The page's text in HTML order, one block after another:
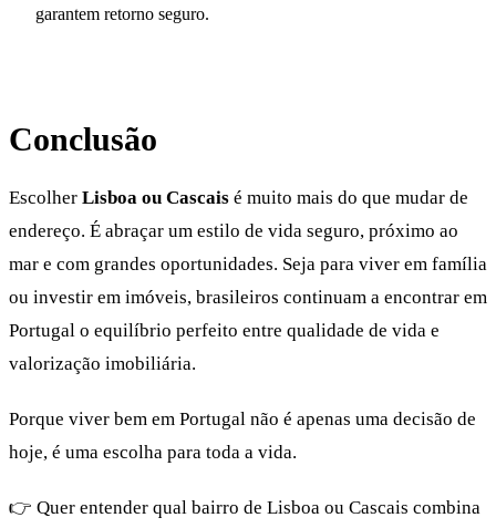
garantem retorno seguro.
Conclusão
Escolher Lisboa ou Cascais é muito mais do que mudar de
endereço. É abraçar um estilo de vida seguro, próximo ao
mar e com grandes oportunidades. Seja para viver em família
ou investir em imóveis, brasileiros continuam a encontrar em
Portugal o equilíbrio perfeito entre qualidade de vida e
valorização imobiliária.
Porque viver bem em Portugal não é apenas uma decisão de
hoje, é uma escolha para toda a vida.
👉 Quer entender qual bairro de Lisboa ou Cascais combina